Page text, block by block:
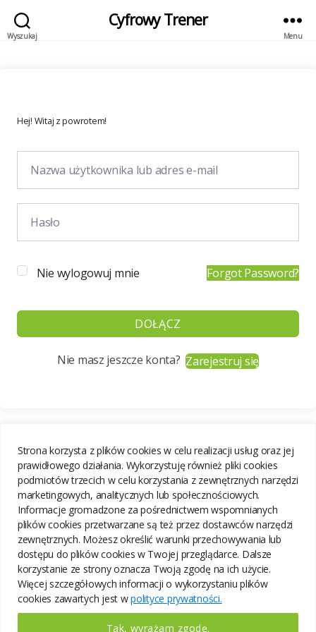
Strona korzysta z plików cookies w celu realizacji usług oraz jej
prawidłowego działania. Wykorzystuję również pliki cookies
podmiotów trzecich w celu korzystania z zewnętrznych narzędzi
marketingowych, analitycznych lub społecznościowych.
Informacje gromadzone za pośrednictwem wspomnianych
plików cookies przetwarzane są też przez dostawców narzędzi
zewnętrznych. Możesz określić warunki przechowywania lub
dostępu do plików cookies w Twojej przeglądarce. Dalsze
korzystanie ze strony oznacza Twoją zgodę na ich użycie.
Więcej szczegółowych informacji o wykorzystaniu plików
cookies zawartych jest wpolityce prywatności.
Tak, wyrażam zgodę.
Wyszukaj
Cyfrowy Trener
Menu
Hej! Witaj z powrotem!
Nie wylogowuj mnie Forgot Password?
DOŁĄCZ
Nie masz jeszcze konta?Zarejestruj się